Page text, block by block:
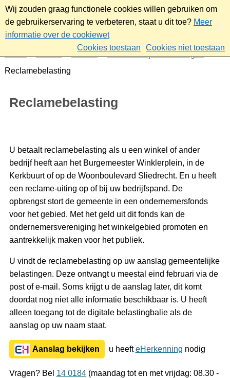
Wij zouden graag functionele cookies willen gebruiken om
de gebruikerservaring te verbeteren, staat u dit toe? Meer
informatie over de cookiewet
Cookies toestaan
Cookies niet toestaan
Wonen
Gemeentelijke belastingen
Reclamebelasting
Reclamebelasting
U betaalt reclamebelasting als u een winkel of ander
bedrijf heeft aan het Burgemeester Winklerplein, in de
Kerkbuurt of op de Woonboulevard Sliedrecht. En u heeft
een reclame-uiting op of bij uw bedrijfspand. De
opbrengst stort de gemeente in een ondernemersfonds
voor het gebied. Met het geld uit dit fonds kan de
ondernemersvereniging het winkelgebied promoten en
aantrekkelijk maken voor het publiek.
U vindt de reclamebelasting op uw aanslag gemeentelijke
belastingen. Deze ontvangt u meestal eind februari via de
post of e-mail. Soms krijgt u de aanslag later, dit komt
doordat nog niet alle informatie beschikbaar is. U heeft
alleen toegang tot de digitale belastingbalie als de
aanslag op uw naam staat.
Aanslag bekijken u heefteHerkenning nodig
Vragen? Bel 14 0184(maandag tot en met vrijdag: 08.30 -